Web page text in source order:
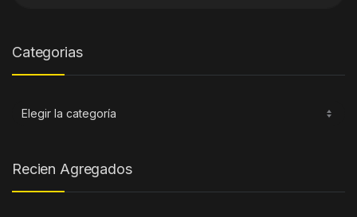
Categorias
Categorias
Recien Agregados